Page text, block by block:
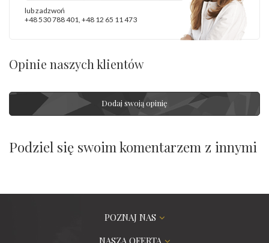
lub zadzwoń
+48 530 788 401, +48 12 65 11 473
Opinie naszych klientów
Dodaj swoją opinię
Podziel się swoim komentarzem z innymi
POZNAJ NAS